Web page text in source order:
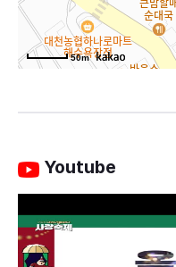
50m
Youtube